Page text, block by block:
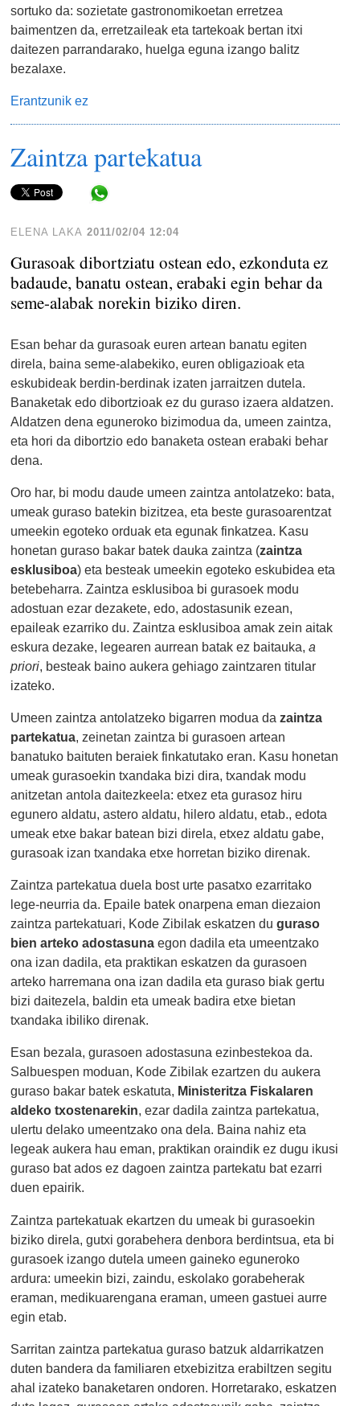
sortuko da: sozietate gastronomikoetan erretzea
baimentzen da, erretzaileak eta tartekoak bertan itxi
daitezen parrandarako, huelga eguna izango balitz
bezalaxe.
Erantzunik ez
Zaintza partekatua
ELENA LAKA 2011/02/04 12:04
Gurasoak dibortziatu ostean edo, ezkonduta ez
badaude, banatu ostean, erabaki egin behar da
seme-alabak norekin biziko diren.
Esan behar da gurasoak euren artean banatu egiten
direla, baina seme-alabekiko, euren obligazioak eta
eskubideak berdin-berdinak izaten jarraitzen dutela.
Banaketak edo dibortzioak ez du guraso izaera aldatzen.
Aldatzen dena eguneroko bizimodua da, umeen zaintza,
eta hori da dibortzio edo banaketa ostean erabaki behar
dena.
Oro har, bi modu daude umeen zaintza antolatzeko: bata,
umeak guraso batekin bizitzea, eta beste gurasoarentzat
umeekin egoteko orduak eta egunak finkatzea. Kasu
honetan guraso bakar batek dauka zaintza (zaintza
esklusiboa) eta besteak umeekin egoteko eskubidea eta
betebeharra. Zaintza esklusiboa bi gurasoek modu
adostuan ezar dezakete, edo, adostasunik ezean,
epaileak ezarriko du. Zaintza esklusiboa amak zein aitak
eskura dezake, legearen aurrean batak ez baitauka,a
priori, besteak baino aukera gehiago zaintzaren titular
izateko.
Umeen zaintza antolatzeko bigarren modua dazaintza
partekatua, zeinetan zaintza bi gurasoen artean
banatuko baituten beraiek finkatutako eran. Kasu honetan
umeak gurasoekin txandaka bizi dira, txandak modu
anitzetan antola daitezkeela: etxez eta gurasoz hiru
egunero aldatu, astero aldatu, hilero aldatu, etab., edota
umeak etxe bakar batean bizi direla, etxez aldatu gabe,
gurasoak izan txandaka etxe horretan biziko direnak.
Zaintza partekatua duela bost urte pasatxo ezarritako
lege-neurria da. Epaile batek onarpena eman diezaion
zaintza partekatuari, Kode Zibilak eskatzen du guraso
bien arteko adostasuna egon dadila eta umeentzako
ona izan dadila, eta praktikan eskatzen da gurasoen
arteko harremana ona izan dadila eta guraso biak gertu
bizi daitezela, baldin eta umeak badira etxe bietan
txandaka ibiliko direnak.
Esan bezala, gurasoen adostasuna ezinbestekoa da.
Salbuespen moduan, Kode Zibilak ezartzen du aukera
guraso bakar batek eskatuta, Ministeritza Fiskalaren
aldeko txostenarekin, ezar dadila zaintza partekatua,
ulertu delako umeentzako ona dela. Baina nahiz eta
legeak aukera hau eman, praktikan oraindik ez dugu ikusi
guraso bat ados ez dagoen zaintza partekatu bat ezarri
duen epairik.
Zaintza partekatuak ekartzen du umeak bi gurasoekin
biziko direla, gutxi gorabehera denbora berdintsua, eta bi
gurasoek izango dutela umeen gaineko eguneroko
ardura: umeekin bizi, zaindu, eskolako gorabeherak
eraman, medikuarengana eraman, umeen gastuei aurre
egin etab.
Sarritan zaintza partekatua guraso batzuk aldarrikatzen
duten bandera da familiaren etxebizitza erabiltzen segitu
ahal izateko banaketaren ondoren. Horretarako, eskatzen